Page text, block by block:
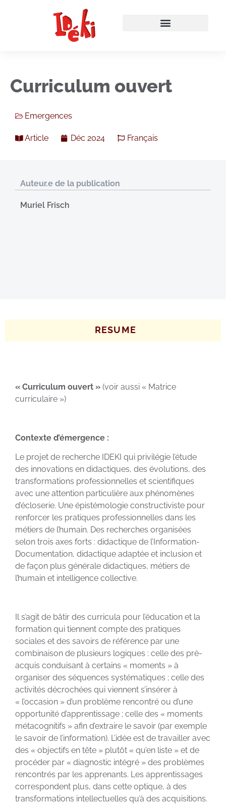
Curriculum ouvert
Emergences
Article Déc 2024 Français
Auteur.e de la publication
Muriel Frisch
RESUME
« Curriculum ouvert » (voir aussi « Matrice
curriculaire »)
Contexte d’émergence :
Le projet de recherche IDEKI qui privilégie l’étude
des innovations en didactiques, des évolutions, des
transformations professionnelles et scientifiques
avec une attention particulière aux phénomènes
d’écloserie. Une épistémologie constructiviste pour
renforcer les pratiques professionnelles dans les
métiers de l’humain. Des recherches organisées
selon trois axes forts : didactique de l’Information-
Documentation, didactique adaptée et inclusion et
de façon plus générale didactiques, métiers de
l’humain et intelligence collective.
Il s’agit de bâtir des curricula pour l’éducation et la
formation qui tiennent compte des pratiques
sociales et des savoirs de référence par une
combinaison de plusieurs logiques : celle des pré-
acquis conduisant à certains « moments » à
organiser des séquences systématiques ; celle des
activités décrochées qui viennent s’insérer à
« l’occasion » d’un problème rencontré ou d’une
opportunité d’apprentissage ; celle des « moments
métacognitifs » afin d’extraire le savoir (par exemple
le savoir de l’information). L’idée est de travailler avec
des « objectifs en tête » plutôt « qu’en liste » et de
procéder par « diagnostic intégré » des problèmes
rencontrés par les apprenants. Les apprentissages
correspondent plus, dans cette optique, à des
transformations intellectuelles qu’à des acquisitions.